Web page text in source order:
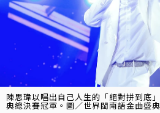
陳思瑋以唱出自己人生的「絕對拼到底
典總決賽冠軍。圖／世界閩南語金曲盛